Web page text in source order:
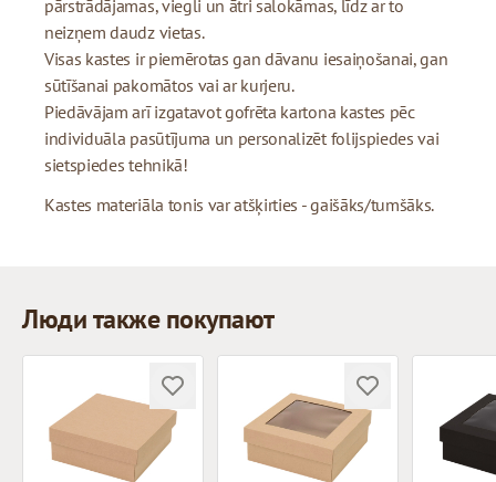
pārstrādājamas, viegli un ātri salokāmas, līdz ar to
neizņem daudz vietas.
Visas kastes ir piemērotas gan dāvanu iesaiņošanai, gan
sūtīšanai pakomātos vai ar kurjeru.
Piedāvājam arī izgatavot gofrēta kartona kastes pēc
individuāla pasūtījuma un personalizēt folijspiedes vai
sietspiedes tehnikā!
Kastes materiāla tonis var atšķirties - gaišāks/tumšāks.
Люди также покупают